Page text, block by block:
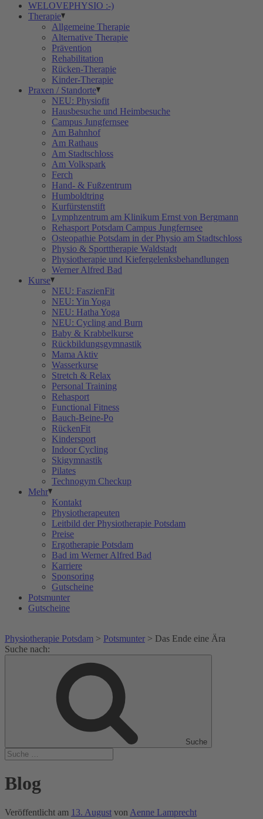
WELOVEPHYSIO :-)
Therapie
Allgemeine Therapie
Alternative Therapie
Prävention
Rehabilitation
Rücken-Therapie
Kinder-Therapie
Praxen / Standorte
NEU: Physiofit
Hausbesuche und Heimbesuche
Campus Jungfernsee
Am Bahnhof
Am Rathaus
Am Stadtschloss
Am Volkspark
Ferch
Hand- & Fußzentrum
Humboldtring
Kurfürstenstift
Lymphzentrum am Klinikum Ernst von Bergmann
Rehasport Potsdam Campus Jungfernsee
Osteopathie Potsdam in der Physio am Stadtschloss
Physio & Sporttherapie Waldstadt
Physiotherapie und Kiefergelenksbehandlungen
Werner Alfred Bad
Kurse
NEU: FaszienFit
NEU: Yin Yoga
NEU: Hatha Yoga
NEU: Cycling and Burn
Baby & Krabbelkurse
Rückbildungsgymnastik
Mama Aktiv
Wasserkurse
Stretch & Relax
Personal Training
Rehasport
Functional Fitness
Bauch-Beine-Po
RückenFit
Kindersport
Indoor Cycling
Skigymnastik
Pilates
Technogym Checkup
Mehr
Kontakt
Physiotherapeuten
Leitbild der Physiotherapie Potsdam
Preise
Ergotherapie Potsdam
Bad im Werner Alfred Bad
Karriere
Sponsoring
Gutscheine
Potsmunter
Gutscheine
Physiotherapie Potsdam > Potsmunter > Das Ende eine Ära
Suche nach:
Suche
Blog
Veröffentlicht am 13. August von Aenne Lamprecht